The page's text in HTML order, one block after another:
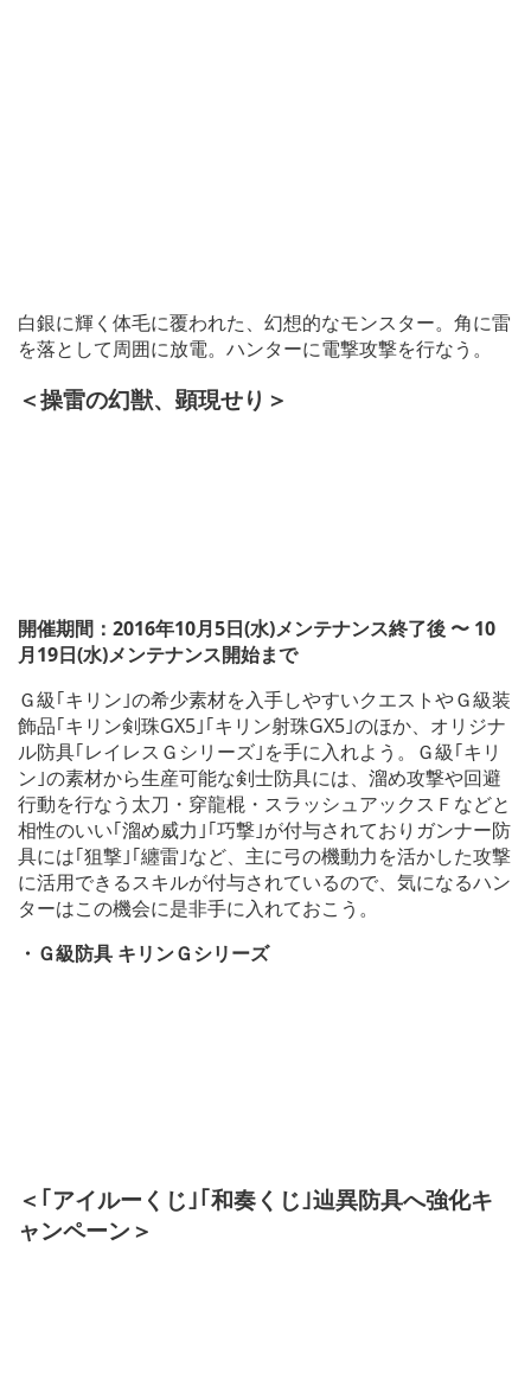
白銀に輝く体毛に覆われた、幻想的なモンスター。角に雷
を落として周囲に放電。ハンターに電撃攻撃を行なう。
＜操雷の幻獣、顕現せり＞
開催期間：2016年10月5日(水)メンテナンス終了後 〜 10
月19日(水)メンテナンス開始まで
Ｇ級｢キリン｣の希少素材を入手しやすいクエストやＧ級装
飾品｢キリン剣珠GX5｣｢キリン射珠GX5｣のほか、オリジナ
ル防具｢レイレスＧシリーズ｣を手に入れよう。Ｇ級｢キリ
ン｣の素材から生産可能な剣士防具には、溜め攻撃や回避
行動を行なう太刀・穿龍棍・スラッシュアックスＦなどと
相性のいい｢溜め威力｣｢巧撃｣が付与されておりガンナー防
具には｢狙撃｣｢纏雷｣など、主に弓の機動力を活かした攻撃
に活用できるスキルが付与されているので、気になるハン
ターはこの機会に是非手に入れておこう。
・Ｇ級防具 キリンＧシリーズ
＜｢アイルーくじ｣｢和奏くじ｣辿異防具へ強化キ
ャンペーン＞